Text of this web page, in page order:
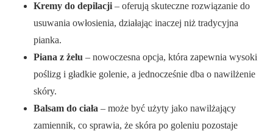
Kremy do depilacji – oferują skuteczne rozwiązanie do
usuwania owłosienia, działając inaczej niż tradycyjna
pianka.
Piana z żelu – nowoczesna opcja, która zapewnia wysoki
poślizg i gładkie golenie, a jednocześnie dba o nawilżenie
skóry.
Balsam do ciała – może być użyty jako nawilżający
zamiennik, co sprawia, że skóra po goleniu pozostaje